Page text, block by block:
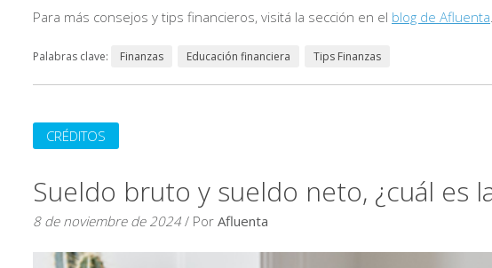
Para más consejos y tips financieros, visitá la sección en el blog de Afluenta.
Palabras clave: Finanzas Educación financiera Tips Finanzas
CRÉDITOS
Sueldo bruto y sueldo neto, ¿cuál es
8 de noviembre de 2024 / Por Afluenta